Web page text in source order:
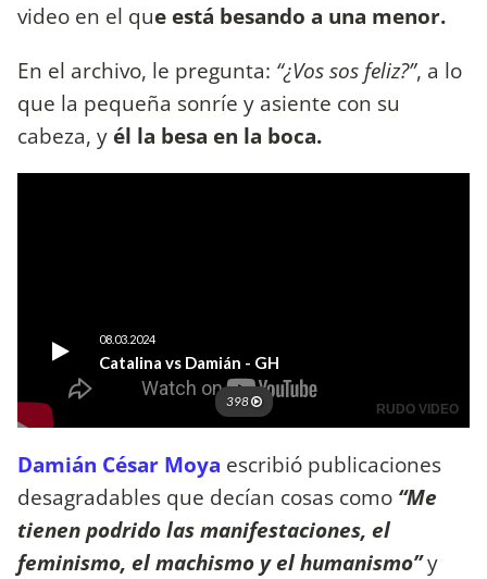
video en el que está besando a una menor.
En el archivo, le pregunta: “¿Vos sos feliz?”, a lo
que la pequeña sonríe y asiente con su
cabeza, y él la besa en la boca.
Damián César Moya escribió publicaciones
desagradables que decían cosas como “Me
tienen podrido las manifestaciones, el
feminismo, el machismo y el humanismo”y